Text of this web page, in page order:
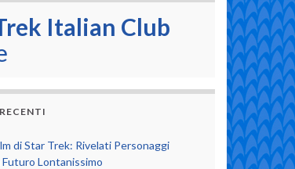
Italian Club
di Star Trek: Rivelati Personaggi
Lontanissimo